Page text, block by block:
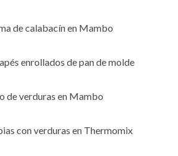
de calabacín en Mambo
enrollados de pan de molde
de verduras en Mambo
con verduras en Thermomix